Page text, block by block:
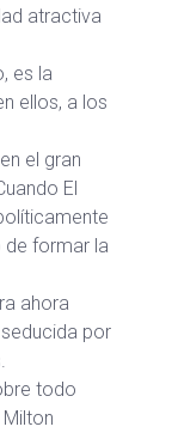
atractiva
es la
ellos, a los
el gran
El
de formar la
ahora
por
todo